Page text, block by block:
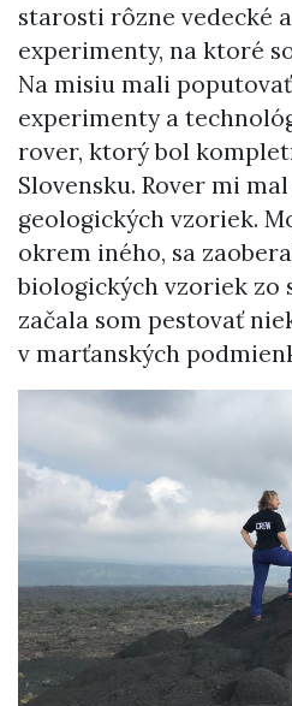
starosti rôzne vedecké
experimenty, na ktoré
Na misiu mali
experimenty a
rover, ktorý bol
Slovensku. Rover mi
geologických vzoriek.
okrem iného, sa
biologických vzoriek zo
začala som pestovať
v marťanských